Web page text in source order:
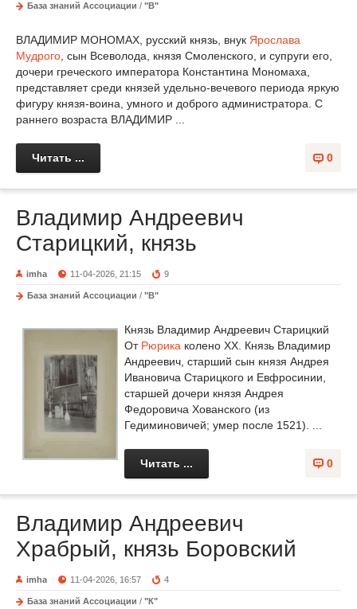
База знаний Ассоциации / "В"
ВЛАДИМИР МОНОМАХ, русский князь, внук Ярослава
Мудрого , сын Всеволода, князя Смоленского, и супруги его,
дочери греческого императора Константина Мономаха,
представляет среди князей удельно-вечевого периода яркую
фигуру князя-воина, умного и доброго администратора. С
раннего возраста ВЛАДИМИР ...
0
Читать ...
Владимир Андреевич
Старицкий, князь
imha 11-04-2026, 21:15 9
База знаний Ассоциации / "В"
Князь Владимир Андреевич Старицкий
От Рюрика колено XX. Князь Владимир
Андреевич, старший сын князя Андрея
Ивановича Старицкого и Евфросинии,
старшей дочери князя Андрея
Федоровича Хованского (из
Гедиминовичей; умер после 1521). ...
0
Читать ...
Владимир Андреевич
Храбрый, князь Боровский
imha 11-04-2026, 16:57 4
База знаний Ассоциации / "К"